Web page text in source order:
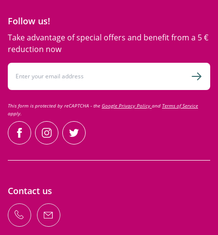
Follow us!
Take advantage of special offers and benefit from a 5 €
reduction now
Email Address
This form is protected by reCAPTCHA - the Google Privacy Policy and Terms of Service
apply.
facebookinstagramtwitter
Contact us